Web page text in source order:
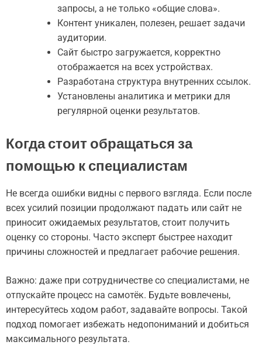
запросы, а не только «общие слова».
Контент уникален, полезен, решает задачи
аудитории.
Сайт быстро загружается, корректно
отображается на всех устройствах.
Разработана структура внутренних ссылок.
Установлены аналитика и метрики для
регулярной оценки результатов.
Когда стоит обращаться за
помощью к специалистам
Не всегда ошибки видны с первого взгляда. Если после
всех усилий позиции продолжают падать или сайт не
приносит ожидаемых результатов, стоит получить
оценку со стороны. Часто эксперт быстрее находит
причины сложностей и предлагает рабочие решения.
Важно: даже при сотрудничестве со специалистами, не
отпускайте процесс на самотёк. Будьте вовлечены,
интересуйтесь ходом работ, задавайте вопросы. Такой
подход помогает избежать недопониманий и добиться
максимального результата.